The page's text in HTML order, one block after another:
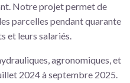
Notre projet permet de
parcelles pendant quarante
et leurs salariés.
agronomiques, et
2024 à septembre 2025.